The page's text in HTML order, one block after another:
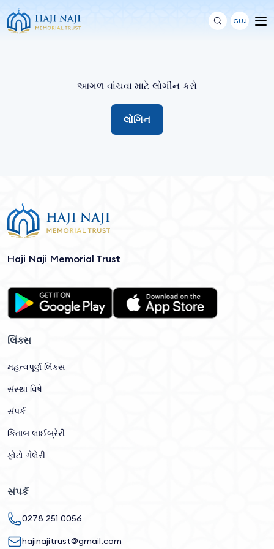
GUJ
આગળ વાંચવા માટે લોગીન કરો
લોગિન
Haji Naji Memorial Trust
લિંક્સ
મહત્વપૂર્ણ લિંક્સ
સંસ્થા વિષે
સંપર્ક
કિતાબ લાઈબ્રેરી
ફોટો ગેલેરી
સંપર્ક
0278 251 0056
hajinajitrust@gmail.com